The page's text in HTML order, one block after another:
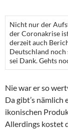
Nicht nur der
der Coronakrise
derzeit auch
Deutschland noch
sei Dank. Gehts
Nie war er so
Da gibt’s nämlich
ikonischen
Allerdings kostet